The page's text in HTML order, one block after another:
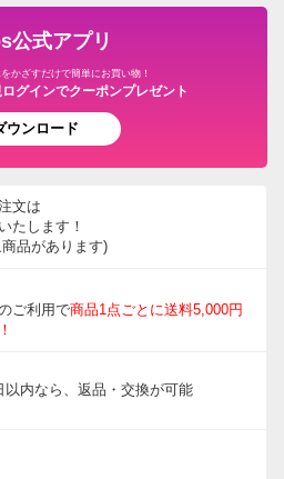
公式アプリ
かざすだけで簡単にお買い物！
グインでクーポンプレゼント
ウンロード
文は
たします！
品があります)
ご利用で商品1点ごとに送料5,000円
以内なら、返品・交換が可能